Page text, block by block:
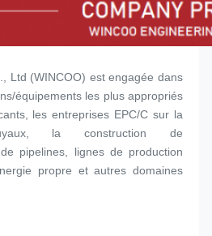
Ltd (WINCOO) est engagée dans
équipements les plus appropriés
les entreprises EPC/C sur la
la construction de
pipelines, lignes de production
propre et autres domaines